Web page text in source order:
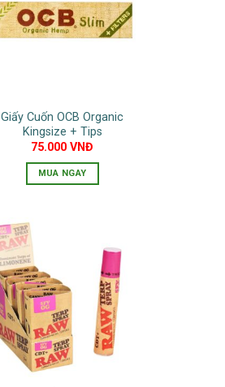
Giấy Cuốn OCB Organic
Kingsize + Tips
75.000VNĐ
MUA NGAY